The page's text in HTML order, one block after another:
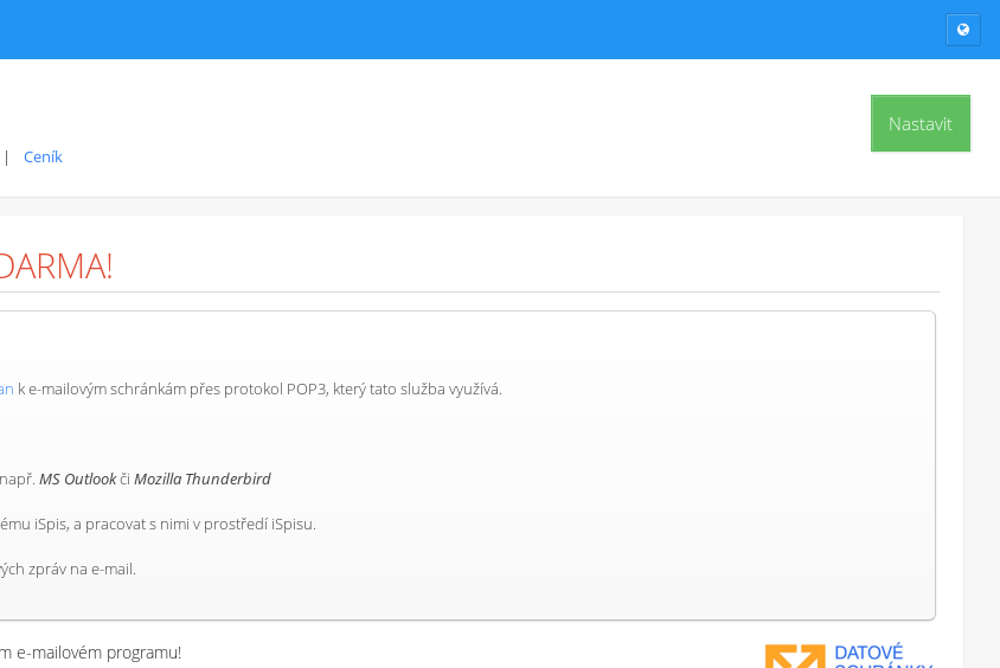
Nastavit
Ceník
k e-mailovým schránkám přes protokol POP3, který tato služba využívá.
MS Outlookči Mozilla Thunderbird
iSpis, a pracovat s nimi v prostředí iSpisu.
zpráv na e-mail.
e-mailovém programu!